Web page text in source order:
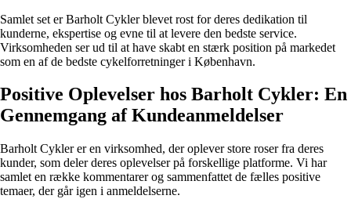
Samlet set er Barholt Cykler blevet rost for deres dedikation til
kunderne, ekspertise og evne til at levere den bedste service.
Virksomheden ser ud til at have skabt en stærk position på markedet
som en af de bedste cykelforretninger i København.
Positive Oplevelser hos Barholt Cykler: En
Gennemgang af Kundeanmeldelser
Barholt Cykler er en virksomhed, der oplever store roser fra deres
kunder, som deler deres oplevelser på forskellige platforme. Vi har
samlet en række kommentarer og sammenfattet de fælles positive
temaer, der går igen i anmeldelserne.